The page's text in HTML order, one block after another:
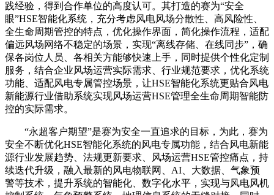
践经验，得到合作单位的高度认可。其打造的赛为“安全
眼”HSE智能化系统，充分考虑风电风场分散性、高风险性、
全生命周期管控的特点，优化操作界面，简化操作流程，适配
偏远风场网络不稳定的场景，实现“离线存储、在线同步”，确
保各岗位人员、各相关方能够快速上手，同时提供个性化定制
服务，结合企业风场运营实际需求、行业规范要求，优化系统
功能、适配风电专属管控场景，让HSE智能化系统更贴合风电
新能源行业借助系统实现风场运营HSE管理全生命周期智能防
控的实际需求。
“永超客户期望”是赛为安全一直追求的目标，为此，赛为
安全不断优化HSE智能化系统的风电专属功能，结合风电新能
源行业发展趋势、法规更新要求、风场运营HSE管控痛点，持
续迭代升级，融入最新的风电物联网、AI、大数据、气象预
警等技术，提升系统的智能化、数字化水平，实现与风电风机